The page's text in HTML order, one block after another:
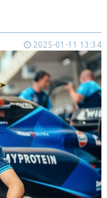
2025-01-11 13:34